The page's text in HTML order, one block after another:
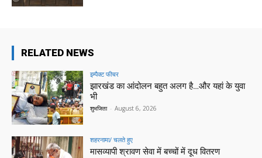
RELATED NEWS
इम्पैक्ट फीचर
झारखंड का आंदोलन बहुत अलग है…और यहां के युवा
भी
शुभजिता - August 6, 2026
शहरनामा/ चलते हुए
मासव्यापी श्रावण सेवा में बच्चों में दूध वितरण